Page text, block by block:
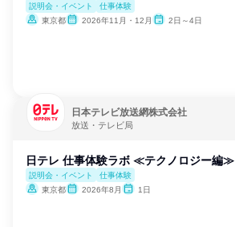
説明会・イベント
仕事体験
東京都
2026年11月・12月 2日～4日
日本テレビ放送網株式会社
放送・テレビ局
日テレ 仕事体験ラボ ≪テクノロジー編≫
説明会・イベント
仕事体験
東京都
2026年8月 1日